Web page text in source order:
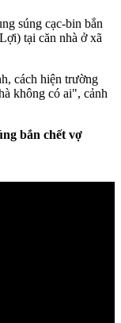
súng cạc-bin bắn
tại căn nhà ở xã
cách hiện trường
không có ai", cảnh
bắn chết vợ